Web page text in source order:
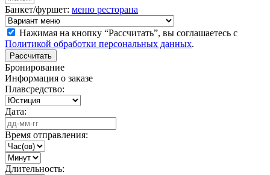
Банкет/фуршет: меню ресторана
Нажимая на кнопку “Рассчитать”, вы соглашаетесь с
Политикой обработки персональных данных.
Рассчитать
Бронирование
Информация о заказе
Плавсредство:
Дата:
Время отправления:
Длительность: